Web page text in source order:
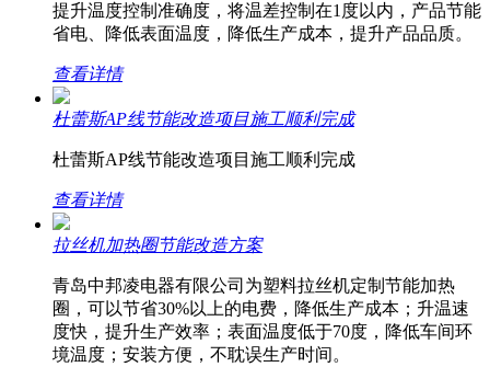
提升温度控制准确度，将温差控制在1度以内，产品节能
省电、降低表面温度，降低生产成本，提升产品品质。
查看详情
杜蕾斯AP线节能改造项目施工顺利完成
杜蕾斯AP线节能改造项目施工顺利完成
查看详情
拉丝机加热圈节能改造方案
青岛中邦凌电器有限公司为塑料拉丝机定制节能加热
圈，可以节省30%以上的电费，降低生产成本；升温速
度快，提升生产效率；表面温度低于70度，降低车间环
境温度；安装方便，不耽误生产时间。